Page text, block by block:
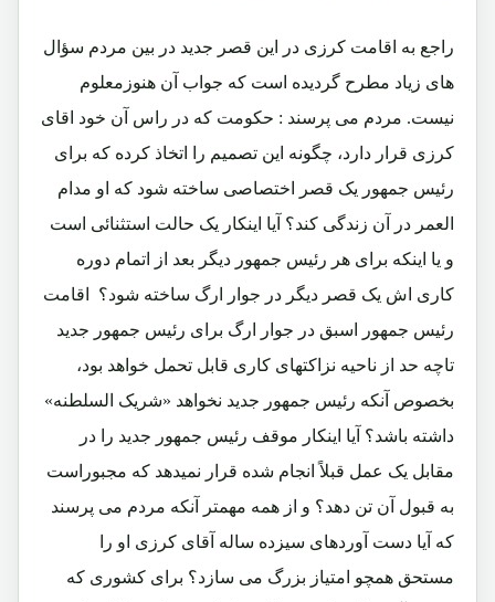
راجع به اقامت کرزی در این قصر جدید در بین مردم سؤال
های زیاد مطرح گردیده است که جواب آن هنوزمعلوم
نیست. مردم می پرسند : حکومت که در راس آن خود اقای
کرزی قرار دارد، چگونه این تصمیم را اتخاذ کرده که برای
رئیس جمهور یک قصر اختصاصی ساخته شود که او مدام
العمر در آن زندگی کند؟ آیا اینکار یک حالت استثنائی است
و یا اینکه برای هر رئیس جمهور دیگر بعد از اتمام دوره
کاری اش یک قصر دیگر در جوار ارگ ساخته شود؟ اقامت
رئیس جمهور اسبق در جوار ارگ برای رئیس جمهور جدید
تاچه حد از ناحیه نزاکتهای کاری قابل تحمل خواهد بود،
بخصوص آنکه رئیس جمهور جدید نخواهد «شریک السلطنه»
داشته باشد؟ آیا اینکار موقف رئیس جمهور جدید را در
مقابل یک عمل قبلاً انجام شده قرار نمیدهد که مجبوراست
به قبول آن تن دهد؟ و از همه مهمتر آنکه مردم می پرسند
که آیا دست آوردهای سیزده ساله آقای کرزی او را
مستحق همچو امتیاز بزرگ می سازد؟ برای کشوری که